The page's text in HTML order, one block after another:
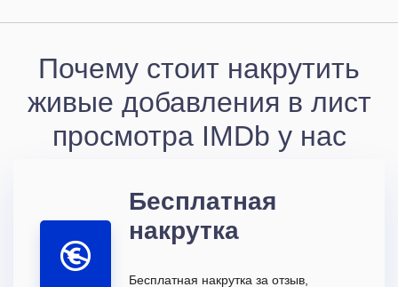
Почему стоит накрутить
живые добавления в лист
просмотра IMDb у нас
Бесплатная
накрутка
Бесплатная накрутка за отзыв,